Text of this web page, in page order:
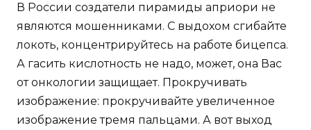
В России создатели пирамиды априори не
являются мошенниками. С выдохом сгибайте
локоть, концентрируйтесь на работе бицепса.
А гасить кислотность не надо, может, она Вас
от онкологии защищает. Прокручивать
изображение: прокручивайте увеличенное
изображение тремя пальцами. А вот выход